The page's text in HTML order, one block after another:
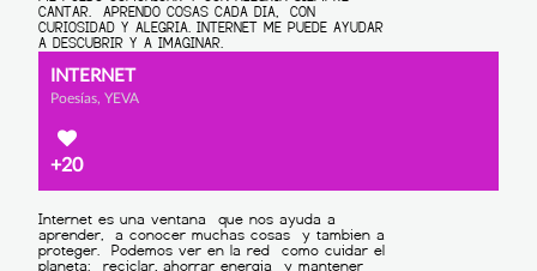
INTERNET
Poesías, YEVA
+20